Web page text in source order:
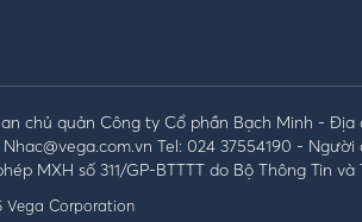
chủ quản Công ty Cổ phần Bạch Minh - Địa
Nhac@vega.com.vn Tel: 024 37554190 -
MXH số 311/GP-BTTTT do Bộ Thông Tin
Vega Corporation